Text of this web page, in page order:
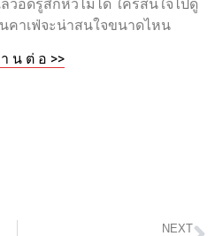
วอดรู้สึกหิวไม่ได้ ใครสนใจไปดู
คาเฟ่จะน่าสนใจขนาดไหน
น ต่ อ >>
NEXT